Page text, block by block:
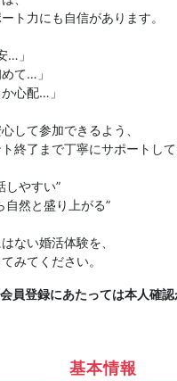
ト力にも自信があります。
…」
て…」
心配…」
して参加できるよう、
終了まで丁寧にサポートして
しやすい”
自然と盛り上がる”
ない婚活体験を、
みてください。
員登録にあたっては本人確認
基本情報